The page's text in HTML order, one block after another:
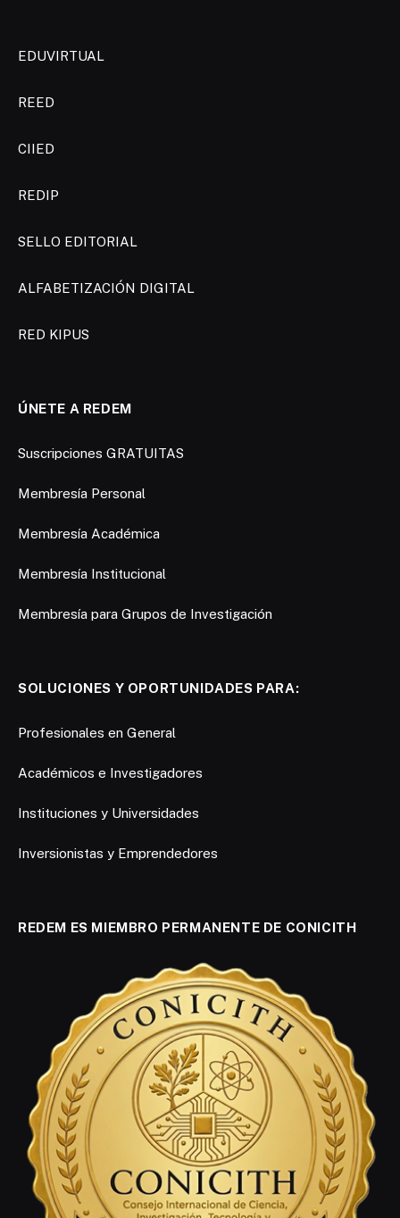
EDUVIRTUAL
REED
CIIED
REDIP
SELLO EDITORIAL
ALFABETIZACIÓN DIGITAL
RED KIPUS
ÚNETE A REDEM
Suscripciones GRATUITAS
Membresía Personal
Membresía Académica
Membresía Institucional
Membresía para Grupos de Investigación
SOLUCIONES Y OPORTUNIDADES PARA:
Profesionales en General
Académicos e Investigadores
Instituciones y Universidades
Inversionistas y Emprendedores
REDEM ES MIEMBRO PERMANENTE DE CONICITH